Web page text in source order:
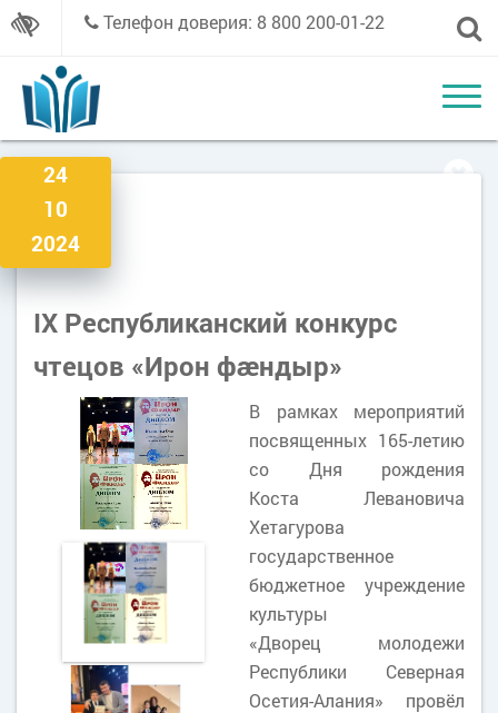
Телефон доверия: 8 800 200-01-22
24
10
2024
IX Республиканский конкурс
чтецов «Ирон фæндыр»
В рамках мероприятий
посвященных 165-летию
со Дня рождения
Коста Левановича
Хетагурова
государственное
бюджетное учреждение
культуры
«Дворец молодежи
Республики Северная
Осетия-Алания» провёл